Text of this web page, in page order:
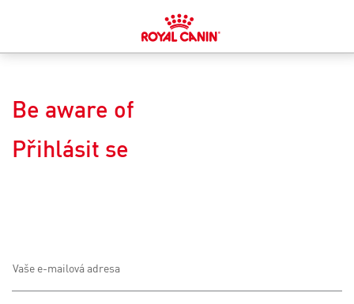
image
Be aware of
Přihlásit se
Vaše e-mailová adresa